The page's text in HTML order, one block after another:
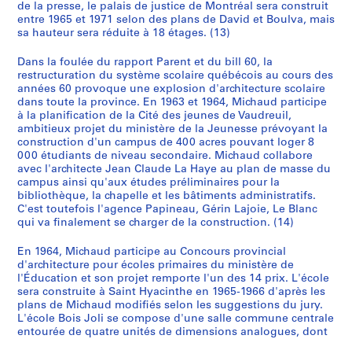
de la presse, le palais de justice de Montréal sera construit
entre 1965 et 1971 selon des plans de David et Boulva, mais
sa hauteur sera réduite à 18 étages. (13)
Dans la foulée du rapport Parent et du bill 60, la
restructuration du système scolaire québécois au cours des
années 60 provoque une explosion d'architecture scolaire
dans toute la province. En 1963 et 1964, Michaud participe
à la planification de la Cité des jeunes de Vaudreuil,
ambitieux projet du ministère de la Jeunesse prévoyant la
construction d'un campus de 400 acres pouvant loger 8
000 étudiants de niveau secondaire. Michaud collabore
avec l'architecte Jean Claude La Haye au plan de masse du
campus ainsi qu'aux études préliminaires pour la
bibliothèque, la chapelle et les bâtiments administratifs.
C'est toutefois l'agence Papineau, Gérin Lajoie, Le Blanc
qui va finalement se charger de la construction. (14)
En 1964, Michaud participe au Concours provincial
d'architecture pour écoles primaires du ministère de
l'Éducation et son projet remporte l'un des 14 prix. L'école
sera construite à Saint Hyacinthe en 1965-1966 d'après les
plans de Michaud modifiés selon les suggestions du jury.
L'école Bois Joli se compose d'une salle commune centrale
entourée de quatre unités de dimensions analogues, dont